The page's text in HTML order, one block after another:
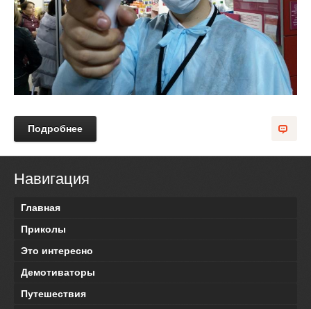
Подробнее
Навигация
Главная
Приколы
Это интересно
Демотиваторы
Путешествия